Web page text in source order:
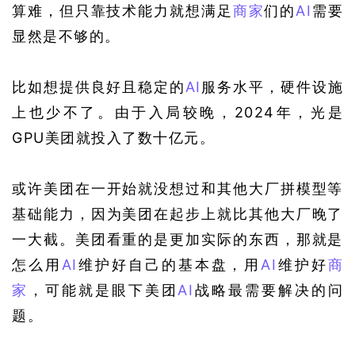
算难，但只靠技术能力就想满足 商家们的AI需要
显然是不够的。
比如想提供良好且稳定的AI 服务水平，硬件设施
上也少不了。由于入局较晚，2024年，光是
GPU美团就投入了数十亿元。
或许美团在一开始就没想过和其他大厂拼模型等
基础能力，因为美团在起步上就比其他大厂晚了
一大截。美团看重的是更加实际的东西，那就是
怎么用 AI维护好自己的基本盘，用AI维护好商
家 ，可能就是眼下美团AI战略最需要解决的问
题。